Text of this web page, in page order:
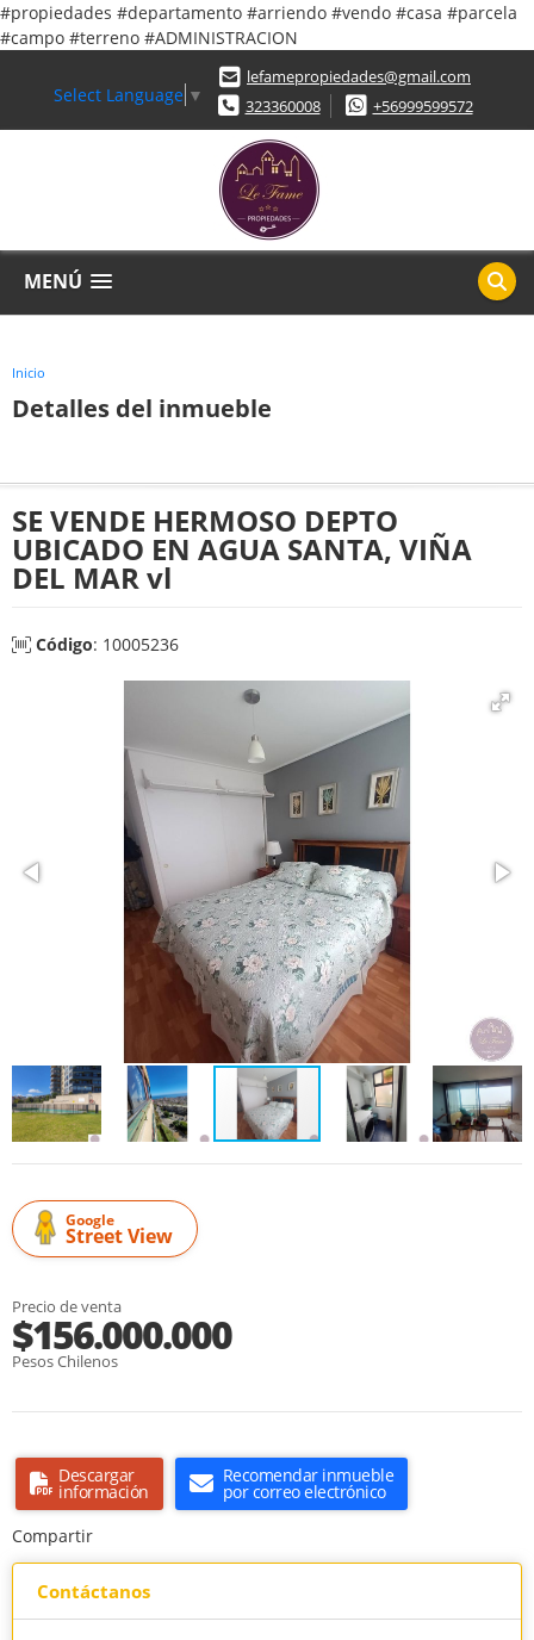
#propiedades #departamento #arriendo #vendo #casa #parcela
#campo #terreno #ADMINISTRACION
Select Language ▼
lefamepropiedades@gmail.com
323360008
+56999599572
MENÚ
Inicio
Detalles del inmueble
SE VENDE HERMOSO DEPTO
UBICADO EN AGUA SANTA, VIÑA
DEL MAR vl
Código: 10005236
Google
Street View
Precio de venta
$156.000.000
Pesos Chilenos
Descargar
información
Recomendar inmueble
por correo electrónico
Compartir
Contáctanos